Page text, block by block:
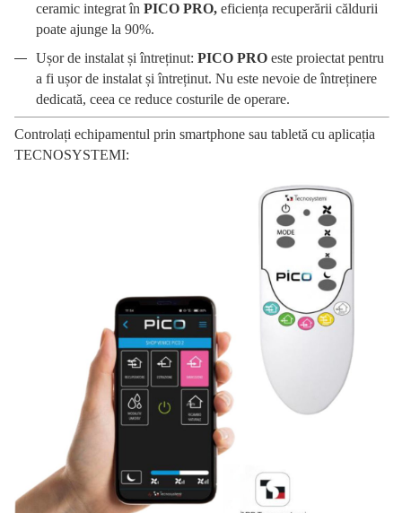
ceramic integrat în PICO PRO, eficiența recuperării căldurii
poate ajunge la 90%.
Ușor de instalat și întreținut: PICO PRO este proiectat pentru
a fi ușor de instalat și întreținut. Nu este nevoie de întreținere
dedicată, ceea ce reduce costurile de operare.
Controlați echipamentul prin smartphone sau tabletă cu aplicația
TECNOSYSTEMI: